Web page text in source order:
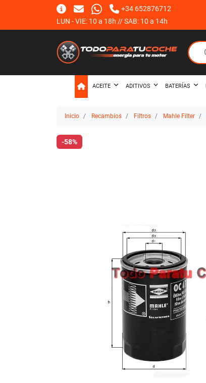
+34 652876712
LUN - VIE: 10 a 18h // SAB: 10 a 14h
ACEITE ADITIVOS BATERÍAS
Inicio Recambios Filtros Mahle Filter
-58%